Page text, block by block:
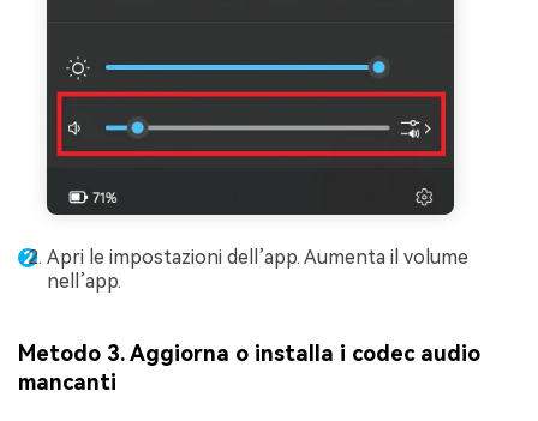
Apri le impostazioni dell’app. Aumenta il volume
nell’app.
Metodo 3. Aggiorna o installa i codec audio
mancanti